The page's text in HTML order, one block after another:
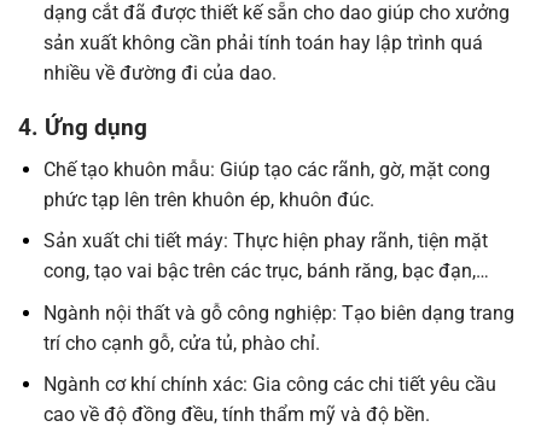
dạng cắt đã được thiết kế sẵn cho dao giúp cho xưởng
sản xuất không cần phải tính toán hay lập trình quá
nhiều về đường đi của dao.
4. Ứng dụng
Chế tạo khuôn mẫu: Giúp tạo các rãnh, gờ, mặt cong
phức tạp lên trên khuôn ép, khuôn đúc.
Sản xuất chi tiết máy: Thực hiện phay rãnh, tiện mặt
cong, tạo vai bậc trên các trục, bánh răng, bạc đạn,…
Ngành nội thất và gỗ công nghiệp: Tạo biên dạng trang
trí cho cạnh gỗ, cửa tủ, phào chỉ.
Ngành cơ khí chính xác: Gia công các chi tiết yêu cầu
cao về độ đồng đều, tính thẩm mỹ và độ bền.